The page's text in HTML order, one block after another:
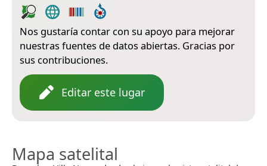
Nos gustaría contar con su apoyo para mejorar
nuestras fuentes de datos abiertas. Gracias por
sus contribuciones.
Editar este lugar
Mapa satelital